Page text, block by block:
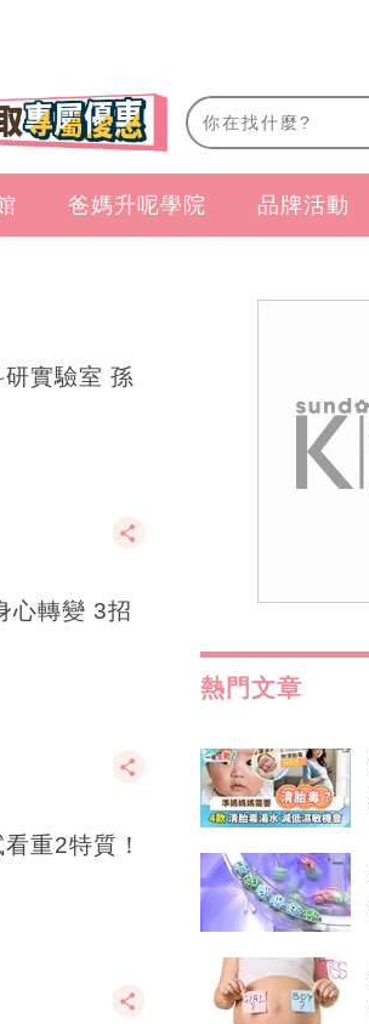
爸媽升呢學院 品牌活動
實驗室 孫
變 3招
重2特質！
熱門文章